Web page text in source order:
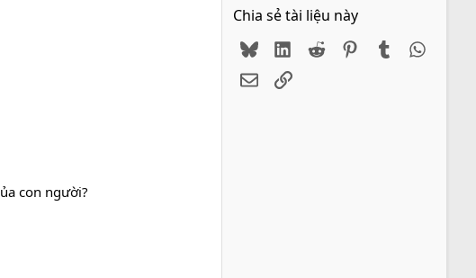
con người?
Chia sẻ tài liệu này
BlueskyLinkedIn
Reddit PinterestTumblr
EmailLink